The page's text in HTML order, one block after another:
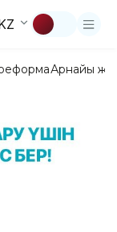
Арнайы